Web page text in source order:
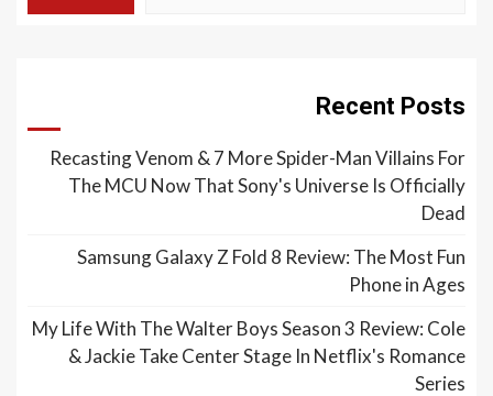
Recent Posts
Recasting Venom & 7 More Spider-Man Villains For
The MCU Now That Sony's Universe Is Officially
Dead
Samsung Galaxy Z Fold 8 Review: The Most Fun
Phone in Ages
My Life With The Walter Boys Season 3 Review: Cole
& Jackie Take Center Stage In Netflix's Romance
Series